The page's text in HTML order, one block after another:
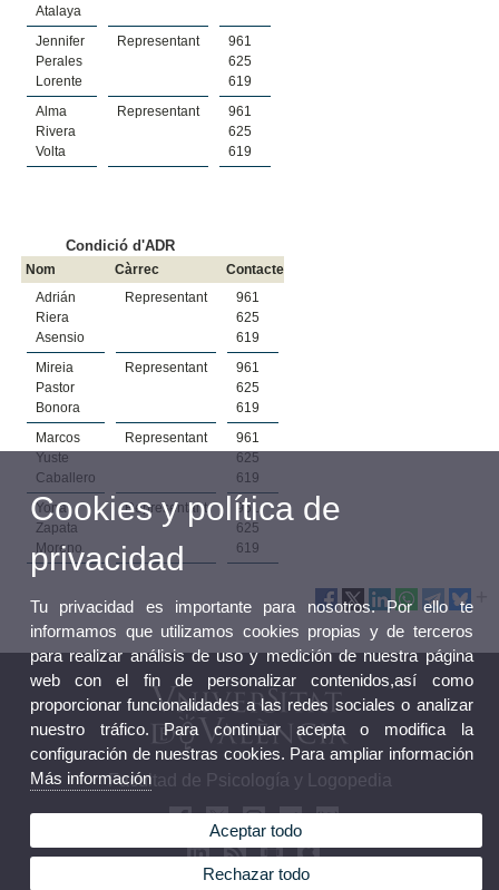
Atalaya
Jennifer
Perales
Lorente
Representant
961
625
619
Alma
Rivera
Volta
Representant
961
625
619
Condició d'ADR
Nom Càrrec
Contacte
Adrián
Riera
Asensio
Representant
961
625
619
Mireia
Pastor
Bonora
Representant
961
625
619
Marcos
Yuste
Caballero
Representant
961
625
619
Yona
Zapata
Moreno
Representant
961
625
619
Facultad de Psicología y Logopedia
Cookies y política de
privacidad
Tu privacidad es importante para nosotros. Por ello te
informamos que utilizamos cookies propias y de terceros
para realizar análisis de uso y medición de nuestra página
web con el fin de personalizar contenidos,así como
proporcionar funcionalidades a las redes sociales o analizar
nuestro tráfico. Para continuar acepta o modifica la
configuración de nuestras cookies. Para ampliar información
Más información
Aceptar todo
Rechazar todo